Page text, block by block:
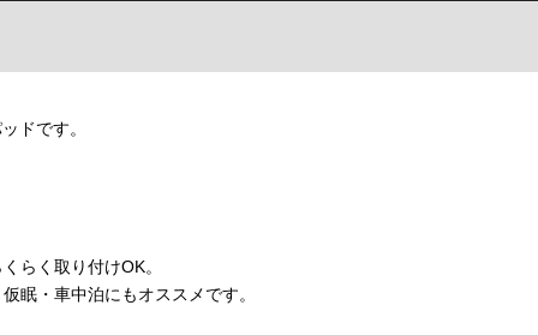
ドです。
らく取り付けOK。
眠・車中泊にもオススメです。